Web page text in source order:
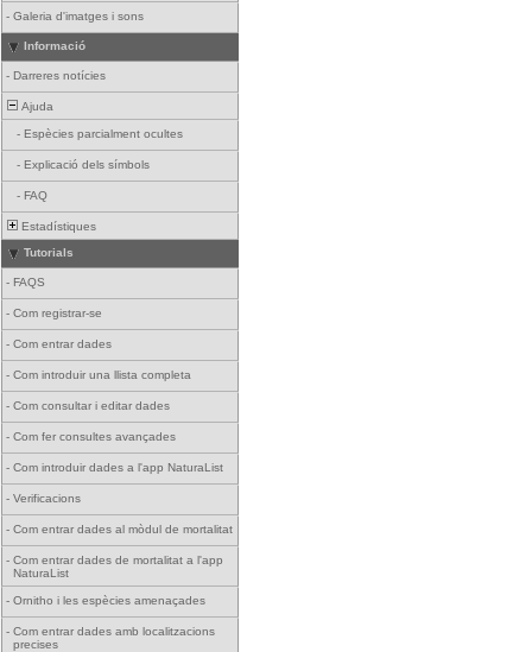
- Galeria d'imatges i sons
Informació
- Darreres notícies
Ajuda
- Espècies parcialment ocultes
- Explicació dels símbols
- FAQ
Estadístiques
Tutorials
- FAQS
- Com registrar-se
- Com entrar dades
- Com introduir una llista completa
- Com consultar i editar dades
- Com fer consultes avançades
- Com introduir dades a l'app NaturaList
- Verificacions
- Com entrar dades al mòdul de mortalitat
- Com entrar dades de mortalitat a l'app
NaturaList
- Ornitho i les espècies amenaçades
- Com entrar dades amb localitzacions
precises